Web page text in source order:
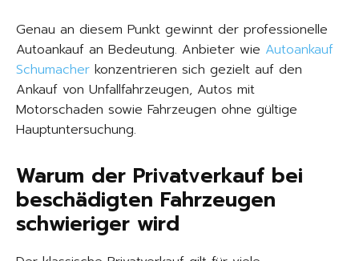
Genau an diesem Punkt gewinnt der professionelle
Autoankauf an Bedeutung. Anbieter wie Autoankauf
Schumacher konzentrieren sich gezielt auf den
Ankauf von Unfallfahrzeugen, Autos mit
Motorschaden sowie Fahrzeugen ohne gültige
Hauptuntersuchung.
Warum der Privatverkauf bei
beschädigten Fahrzeugen
schwieriger wird